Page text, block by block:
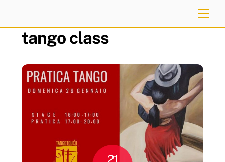
contenttango class
21